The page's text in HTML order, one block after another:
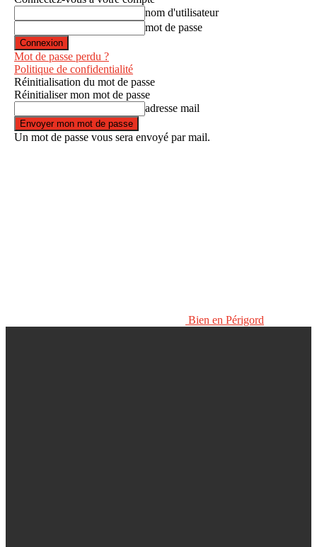
nom d'utilisateur
mot de passe
Mot de passe perdu ?
Politique de confidentialité
Réinitialisation du mot de passe
Réinitialiser mon mot de passe
adresse mail
Un mot de passe vous sera envoyé par mail.
Bien en Périgord